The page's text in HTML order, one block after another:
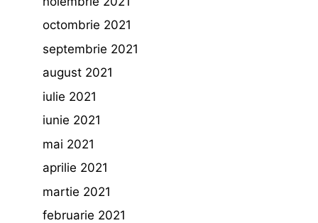
octombrie 2021
septembrie 2021
august 2021
iulie 2021
iunie 2021
mai 2021
aprilie 2021
martie 2021
februarie 2021